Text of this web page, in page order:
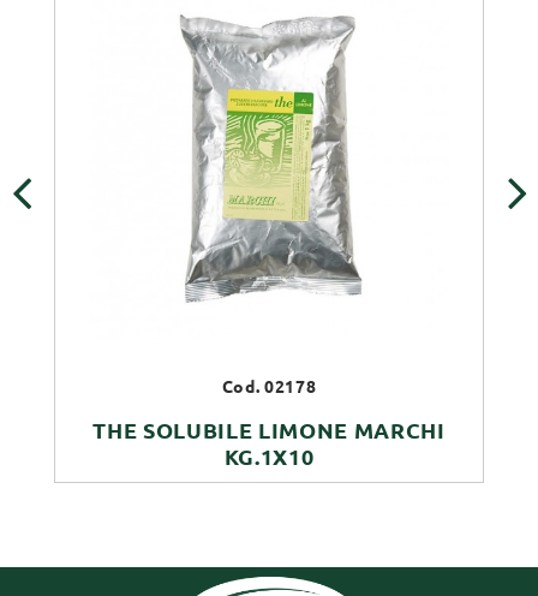
Cod. 02178
THE SOLUBILE LIMONE MARCHI
KG.1X10